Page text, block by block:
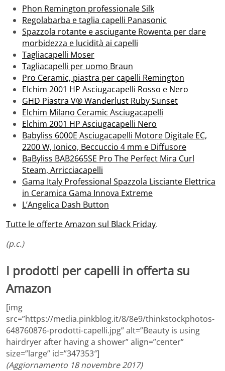
Phon Remington professionale Silk
Regolabarba e taglia capelli Panasonic
Spazzola rotante e asciugante Rowenta per dare
morbidezza e lucidità ai capelli
Tagliacapelli Moser
Tagliacapelli per uomo Braun
Pro Ceramic, piastra per capelli Remington
Elchim 2001 HP Asciugacapelli Rosso e Nero
GHD Piastra V® Wanderlust Ruby Sunset
Elchim Milano Ceramic Asciugacapelli
Elchim 2001 HP Asciugacapelli Nero
Babyliss 6000E Asciugacapelli Motore Digitale EC,
2200 W, Ionico, Beccuccio 4 mm e Diffusore
BaByliss BAB2665SE Pro The Perfect Mira Curl
Steam, Arricciacapelli
Gama Italy Professional Spazzola Lisciante Elettrica
in Ceramica Gama Innova Extreme
L’Angelica Dash Button
Tutte le offerte Amazon sul Black Friday.
(p.c.)
I prodotti per capelli in offerta su
Amazon
[img
src=”https://media.pinkblog.it/8/8e9/thinkstockphotos-
648760876-prodotti-capelli.jpg” alt=”Beauty is using
hairdryer after having a shower” align=”center”
size=”large” id=”347353″]
(Aggiornamento 18 novembre 2017)